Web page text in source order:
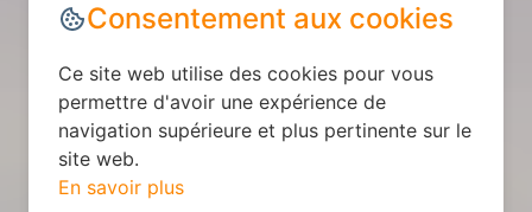
Consentement aux cookies
Ce site web utilise des cookies pour vous
permettre d'avoir une expérience de
navigation supérieure et plus pertinente sur le
site web.
En savoir plus